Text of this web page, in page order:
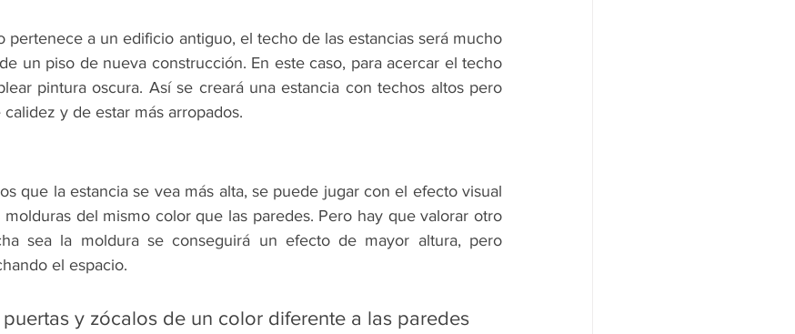
pertenece a un edificio antiguo, el techo de las estancias será mucho
un piso de nueva construcción. En este caso, para acercar el techo
pintura oscura. Así se creará una estancia con techos altos pero
y de estar más arropados.
que la estancia se vea más alta, se puede jugar con el efecto visual
del mismo color que las paredes. Pero hay que valorar otro
sea la moldura se conseguirá un efecto de mayor altura, pero
el espacio.
puertas y zócalos de un color diferente a las paredes